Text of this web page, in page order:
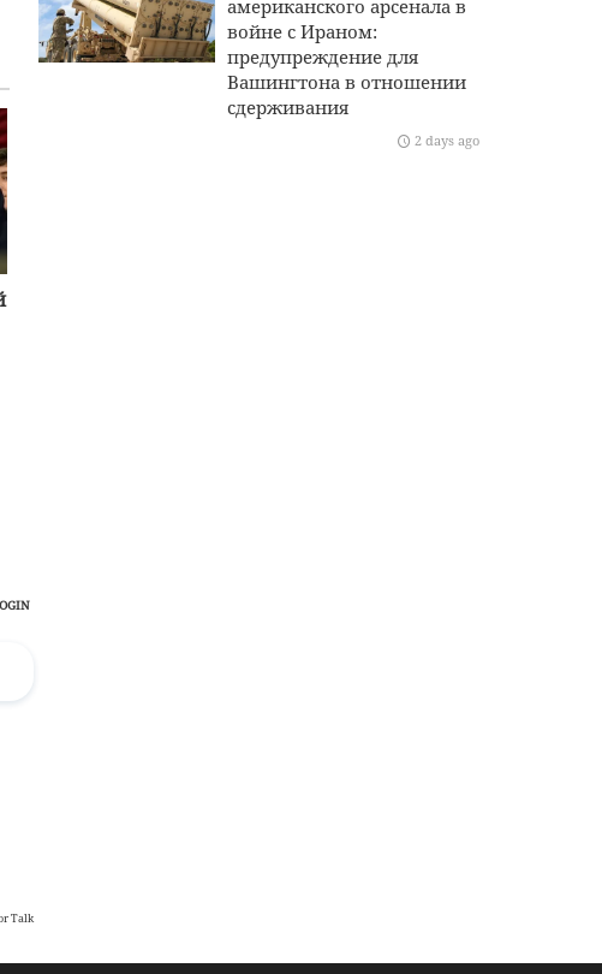
американского арсенала в
войне с Ираном:
предупреждение для
Вашингтона в отношении
сдерживания
2 days ago